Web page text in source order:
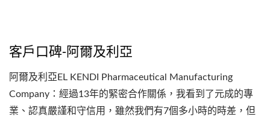
客戶口碑-阿爾及利亞
阿爾及利亞EL KENDI Pharmaceutical Manufacturing
Company：經過13年的緊密合作關係，我看到了元成的專
業、認真嚴謹和守信用，雖然我們有7個多小時的時差，但